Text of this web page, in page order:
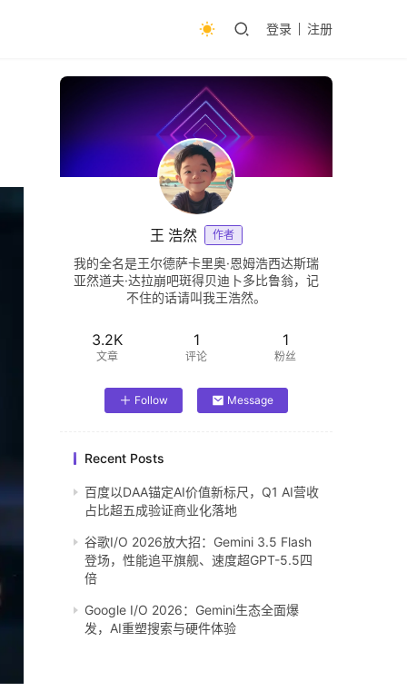
登录 注册
王 浩然 作者
我的全名是王尔德萨卡里奥·恩姆浩西达斯瑞
亚然道夫·达拉崩吧斑得贝迪卜多比鲁翁，记
不住的话请叫我王浩然。
3.2K
文章
1
评论
1
粉丝
Follow Message
Recent Posts
百度以DAA锚定AI价值新标尺，Q1 AI营收
占比超五成验证商业化落地
谷歌I/O 2026放大招：Gemini 3.5 Flash
登场，性能追平旗舰、速度超GPT-5.5四
倍
Google I/O 2026：Gemini生态全面爆
发，AI重塑搜索与硬件体验